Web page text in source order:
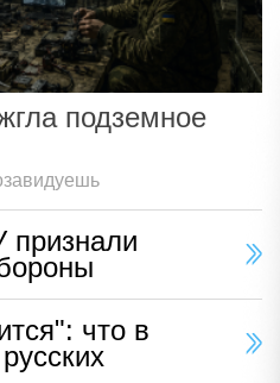
подземное
признали
что в